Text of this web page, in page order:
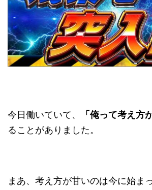
今日働いていて、 「俺って考え方
ることがありました。
まあ、考え方が甘いのは今に始ま